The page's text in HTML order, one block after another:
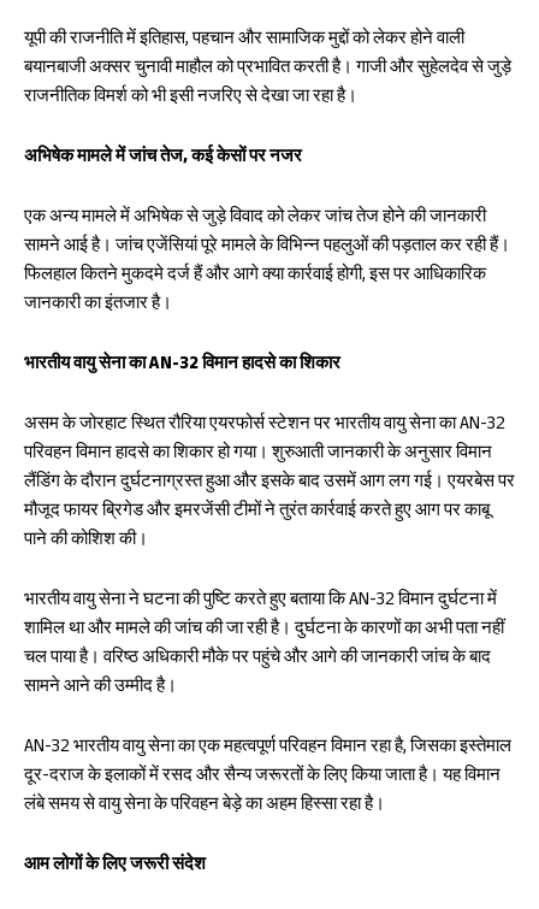
यूपी की राजनीति में इतिहास, पहचान और सामाजिक मुद्दों को लेकर होने वाली
बयानबाजी अक्सर चुनावी माहौल को प्रभावित करती है। गाजी और सुहेलदेव से जुड़े
राजनीतिक विमर्श को भी इसी नजरिए से देखा जा रहा है।
अभिषेक मामले में जांच तेज, कई केसों पर नजर
एक अन्य मामले में अभिषेक से जुड़े विवाद को लेकर जांच तेज होने की जानकारी
सामने आई है। जांच एजेंसियां पूरे मामले के विभिन्न पहलुओं की पड़ताल कर रही हैं।
फिलहाल कितने मुकदमे दर्ज हैं और आगे क्या कार्रवाई होगी, इस पर आधिकारिक
जानकारी का इंतजार है।
भारतीय वायु सेना का AN-32 विमान हादसे का शिकार
असम के जोरहाट स्थित रौरिया एयरफोर्स स्टेशन पर भारतीय वायु सेना का AN-32
परिवहन विमान हादसे का शिकार हो गया। शुरुआती जानकारी के अनुसार विमान
लैंडिंग के दौरान दुर्घटनाग्रस्त हुआ और इसके बाद उसमें आग लग गई। एयरबेस पर
मौजूद फायर ब्रिगेड और इमरजेंसी टीमों ने तुरंत कार्रवाई करते हुए आग पर काबू
पाने की कोशिश की।
भारतीय वायु सेना ने घटना की पुष्टि करते हुए बताया कि AN-32 विमान दुर्घटना में
शामिल था और मामले की जांच की जा रही है। दुर्घटना के कारणों का अभी पता नहीं
चल पाया है। वरिष्ठ अधिकारी मौके पर पहुंचे और आगे की जानकारी जांच के बाद
सामने आने की उम्मीद है।
AN-32 भारतीय वायु सेना का एक महत्वपूर्ण परिवहन विमान रहा है, जिसका इस्तेमाल
दूर-दराज के इलाकों में रसद और सैन्य जरूरतों के लिए किया जाता है। यह विमान
लंबे समय से वायु सेना के परिवहन बेड़े का अहम हिस्सा रहा है।
आम लोगों के लिए जरूरी संदेश